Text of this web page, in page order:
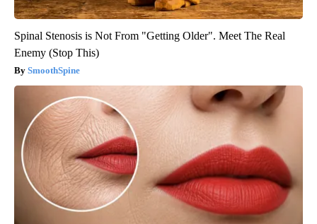
Spinal Stenosis is Not From "Getting Older". Meet The Real
Enemy (Stop This)
SmoothSpine